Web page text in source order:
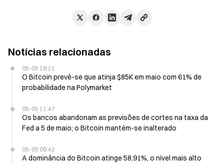
Notícias relacionadas
05-05 19:21
O Bitcoin prevê-se que atinja $85K em maio com 61% de
probabilidade na Polymarket
05-05 11:47
Os bancos abandonam as previsões de cortes na taxa da
Fed a 5 de maio; o Bitcoin mantém-se inalterado
05-05 09:42
A dominância do Bitcoin atinge 58,91%, o nível mais alto